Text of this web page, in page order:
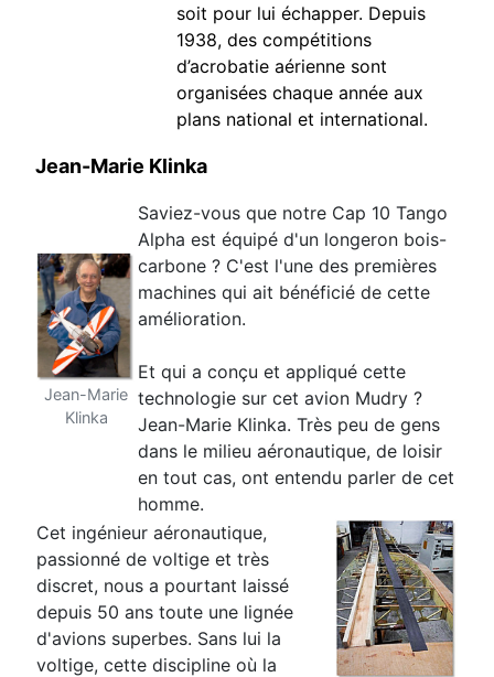
soit pour lui échapper. Depuis
1938, des compétitions
d’acrobatie aérienne sont
organisées chaque année aux
plans national et international.
Jean-Marie Klinka
Jean-Marie
Klinka
Saviez-vous que notre Cap 10 Tango
Alpha est équipé d'un longeron bois-
carbone ? C'est l'une des premières
machines qui ait bénéficié de cette
amélioration.
Et qui a conçu et appliqué cette
technologie sur cet avion Mudry ?
Jean-Marie Klinka. Très peu de gens
dans le milieu aéronautique, de loisir
en tout cas, ont entendu parler de cet
homme.
Cet ingénieur aéronautique,
passionné de voltige et très
discret, nous a pourtant laissé
depuis 50 ans toute une lignée
d'avions superbes. Sans lui la
voltige, cette discipline où la